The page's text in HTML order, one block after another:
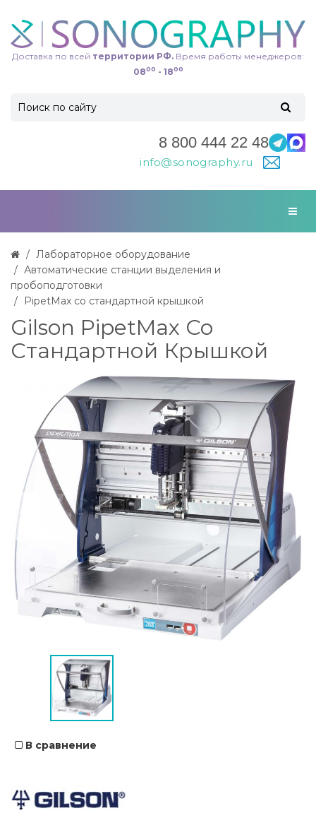
Доставка по всей территории РФ. Время работы менеджеров:
0800 - 1800
8 800 444 22 48
info@sonography.ru
Лабораторное оборудование
Автоматические станции выделения и
пробоподготовки
PipetMax со стандартной крышкой
Gilson PipetMax Со
Стандартной Крышкой
В сравнение